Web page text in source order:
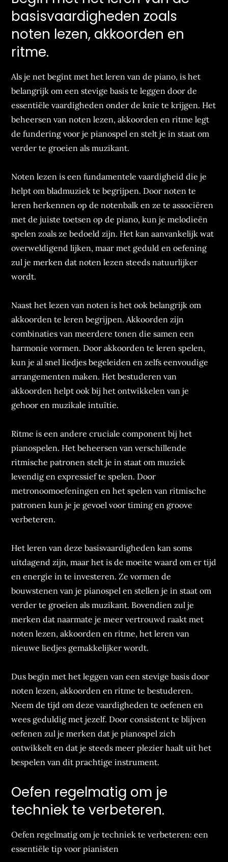
basisvaardigheden zoals
noten lezen, akkoorden en
ritme.
Als je net begint met het leren van de piano, is het
belangrijk om een stevige basis te leggen door de
essentiële vaardigheden onder de knie te krijgen. Het
beheersen van noten lezen, akkoorden en ritme legt
de fundering voor je pianospel en stelt je in staat om
verder te groeien als muzikant.
Noten lezen is een fundamentele vaardigheid die je
helpt om bladmuziek te begrijpen. Door noten te
leren herkennen op de notenbalk en ze te associëren
met de juiste toetsen op de piano, kun je melodieën
spelen zoals ze bedoeld zijn. Het kan aanvankelijk wat
overweldigend lijken, maar met geduld en oefening
zul je merken dat noten lezen steeds natuurlijker
wordt.
Naast het lezen van noten is het ook belangrijk om
akkoorden te leren begrijpen. Akkoorden zijn
combinaties van meerdere tonen die samen een
harmonie vormen. Door akkoorden te leren spelen,
kun je al snel liedjes begeleiden en zelfs eenvoudige
arrangementen maken. Het bestuderen van
akkoorden helpt ook bij het ontwikkelen van je
gehoor en muzikale intuïtie.
Ritme is een andere cruciale component bij het
pianospelen. Het beheersen van verschillende
ritmische patronen stelt je in staat om muziek
levendig en expressief te spelen. Door
metronoomoefeningen en het spelen van ritmische
patronen kun je je gevoel voor timing en groove
verbeteren.
Het leren van deze basisvaardigheden kan soms
uitdagend zijn, maar het is de moeite waard om er tijd
en energie in te investeren. Ze vormen de
bouwstenen van je pianospel en stellen je in staat om
verder te groeien als muzikant. Bovendien zul je
merken dat naarmate je meer vertrouwd raakt met
noten lezen, akkoorden en ritme, het leren van
nieuwe liedjes gemakkelijker wordt.
Dus begin met het leggen van een stevige basis door
noten lezen, akkoorden en ritme te bestuderen.
Neem de tijd om deze vaardigheden te oefenen en
wees geduldig met jezelf. Door consistent te blijven
oefenen zul je merken dat je pianospel zich
ontwikkelt en dat je steeds meer plezier haalt uit het
bespelen van dit prachtige instrument.
Oefen regelmatig om je
techniek te verbeteren.
Oefen regelmatig om je techniek te verbeteren: een
essentiële tip voor pianisten